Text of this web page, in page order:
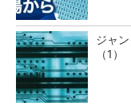
ジャ
（1）